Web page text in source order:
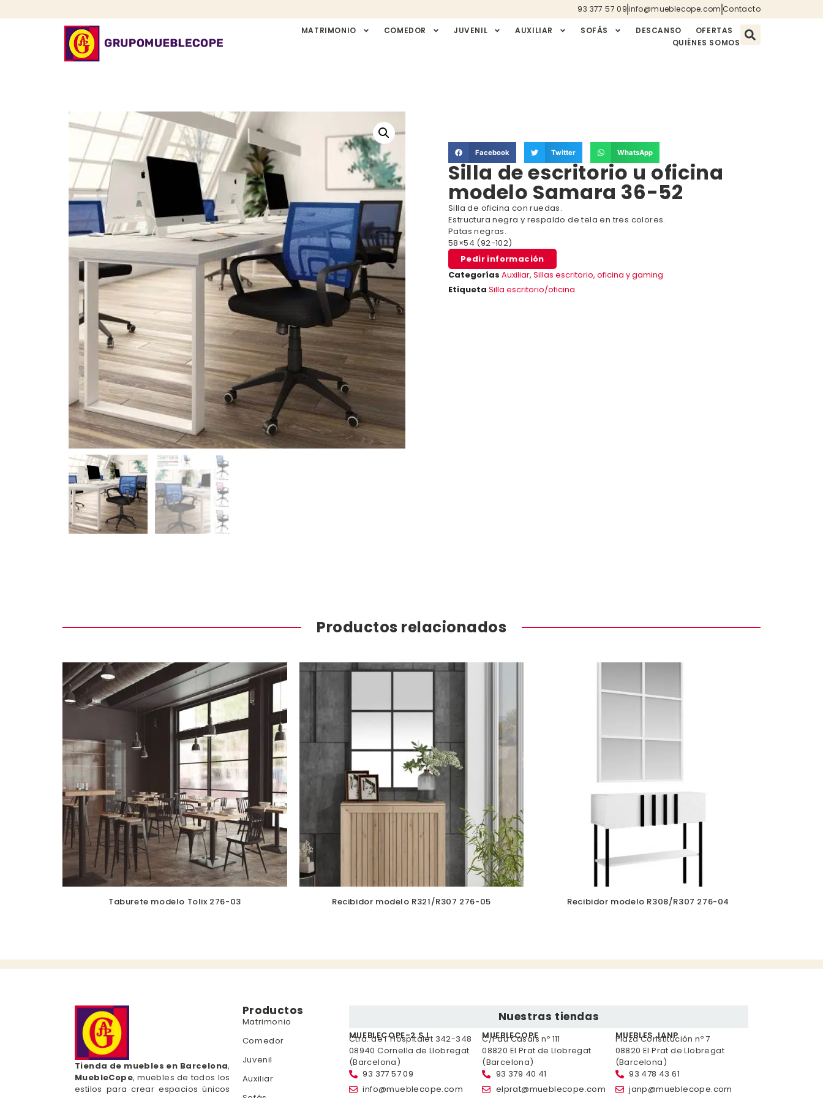
93 377 57 09info@mueblecope.com Contacto
MATRIMONIO COMEDOR JUVENIL AUXILIAR SOFÁS DESCANSO
OFERTAS
QUIÉNES SOMOS
Facebook Twitter WhatsApp
Silla de escritorio u oficina
modelo Samara 36-52
Silla de oficina con ruedas.
Estructura negra y respaldo de tela en tres colores.
Patas negras.
58×54 (92-102)
Pedir información
Categorías Auxiliar, Sillas escritorio, oficina y gaming
Etiqueta Silla escritorio/oficina
Productos relacionados
Taburete modelo Tolix 276-03 Recibidor modelo R321/R307 276-05 Recibidor modelo R308/R307 276-04
Tienda de muebles en Barcelona,
MuebleCope, muebles de todos los
estilos para crear espacios únicos
Productos
Matrimonio
Comedor
Juvenil
Auxiliar
Nuestras tiendas
MUEBLECOPE-2 S.L.
Ctra. de l´Hospitalet 342-348
08940 Cornella de Llobregat
(Barcelona)
93 377 57 09
info@mueblecope.com
MUEBLECOPE
C/Pau Casals nº 111
08820 El Prat de Llobregat
(Barcelona)
93 379 40 41
elprat@mueblecope.com
MUEBLES JANP
Plaza Constitución nº 7
08820 El Prat de Llobregat
(Barcelona)
93 478 43 61
janp@mueblecope.com